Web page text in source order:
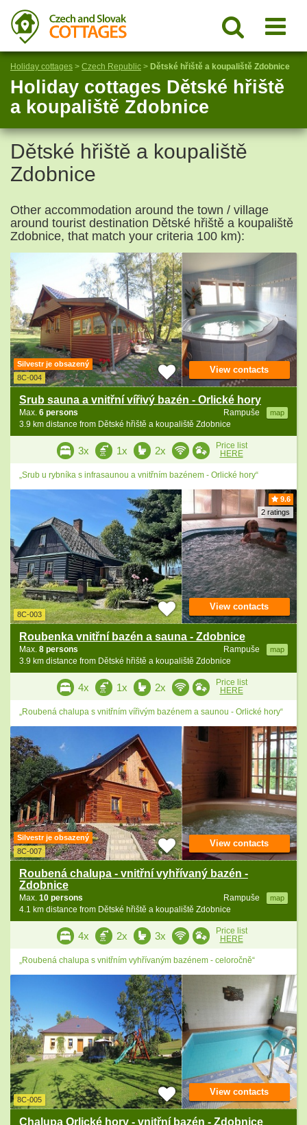
Holiday cottages > Czech Republic > Dětské hřiště a koupaliště Zdobnice
Holiday cottages Dětské hřiště
a koupaliště Zdobnice
Dětské hřiště a koupaliště
Zdobnice
Other accommodation around the town / village
around tourist destination Dětské hřiště a koupaliště
Zdobnice, that match your criteria 100 km):
Silvestr je obsazený
8C-004
Srub sauna a vnitřní vířivý bazén - Orlické hory
Rampuše map
Max. 6 persons
3.9 km distance from Dětské hřiště a koupaliště Zdobnice
View contacts
3x 1x 2x
Price list
HERE
„Srub u rybníka s infrasaunou a vnitřním bazénem - Orlické hory“
9.6
2 ratings
8C-003
Roubenka vnitřní bazén a sauna - Zdobnice
Rampuše map
Max. 8 persons
3.9 km distance from Dětské hřiště a koupaliště Zdobnice
View contacts
4x 1x 2x
Price list
HERE
„Roubená chalupa s vnitřním vířivým bazénem a saunou - Orlické hory“
Silvestr je obsazený
8C-007
Roubená chalupa - vnitřní vyhřívaný bazén -
Zdobnice
Rampuše map
Max. 10 persons
4.1 km distance from Dětské hřiště a koupaliště Zdobnice
View contacts
4x 2x 3x
Price list
HERE
„Roubená chalupa s vnitřním vyhřívaným bazénem - celoročně“
8C-005
Chalupa Orlické hory - vnitřní bazén - Zdobnice
View contacts